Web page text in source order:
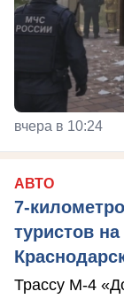
вчера в 10:24
АВТО
7-
туристов
Трассу М-4